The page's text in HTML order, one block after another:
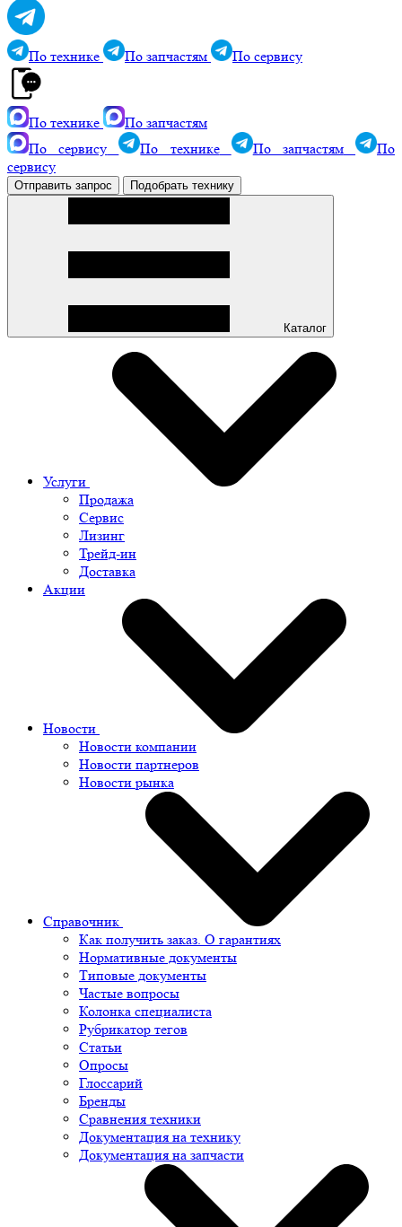
По технике По запчастям По сервису
По технике
По запчастям
По сервису
По технике По запчастям
По
сервису
Отправить запрос Подобрать технику
Каталог
Услуги
Продажа
Сервис
Лизинг
Трейд-ин
Доставка
Акции
Новости
Новости компании
Новости партнеров
Новости рынка
Справочник
Как получить заказ. О гарантиях
Нормативные документы
Типовые документы
Частые вопросы
Колонка специалиста
Рубрикатор тегов
Статьи
Опросы
Глоссарий
Бренды
Сравнения техники
Документация на технику
Документация на запчасти